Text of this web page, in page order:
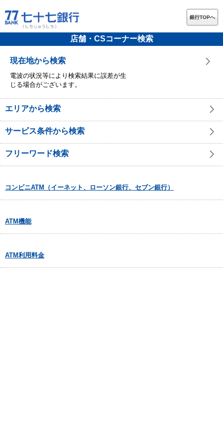
銀行TOPへ
店舗・CSコーナー検索
現在地から検索
電波の状況等により検索結果に誤差が生
じる場合がございます。
エリアから検索
サービス条件から検索
フリーワード検索
コンビニATM（イーネット、ローソン銀行、セブン銀行）
ATM機能
ATM利用料金